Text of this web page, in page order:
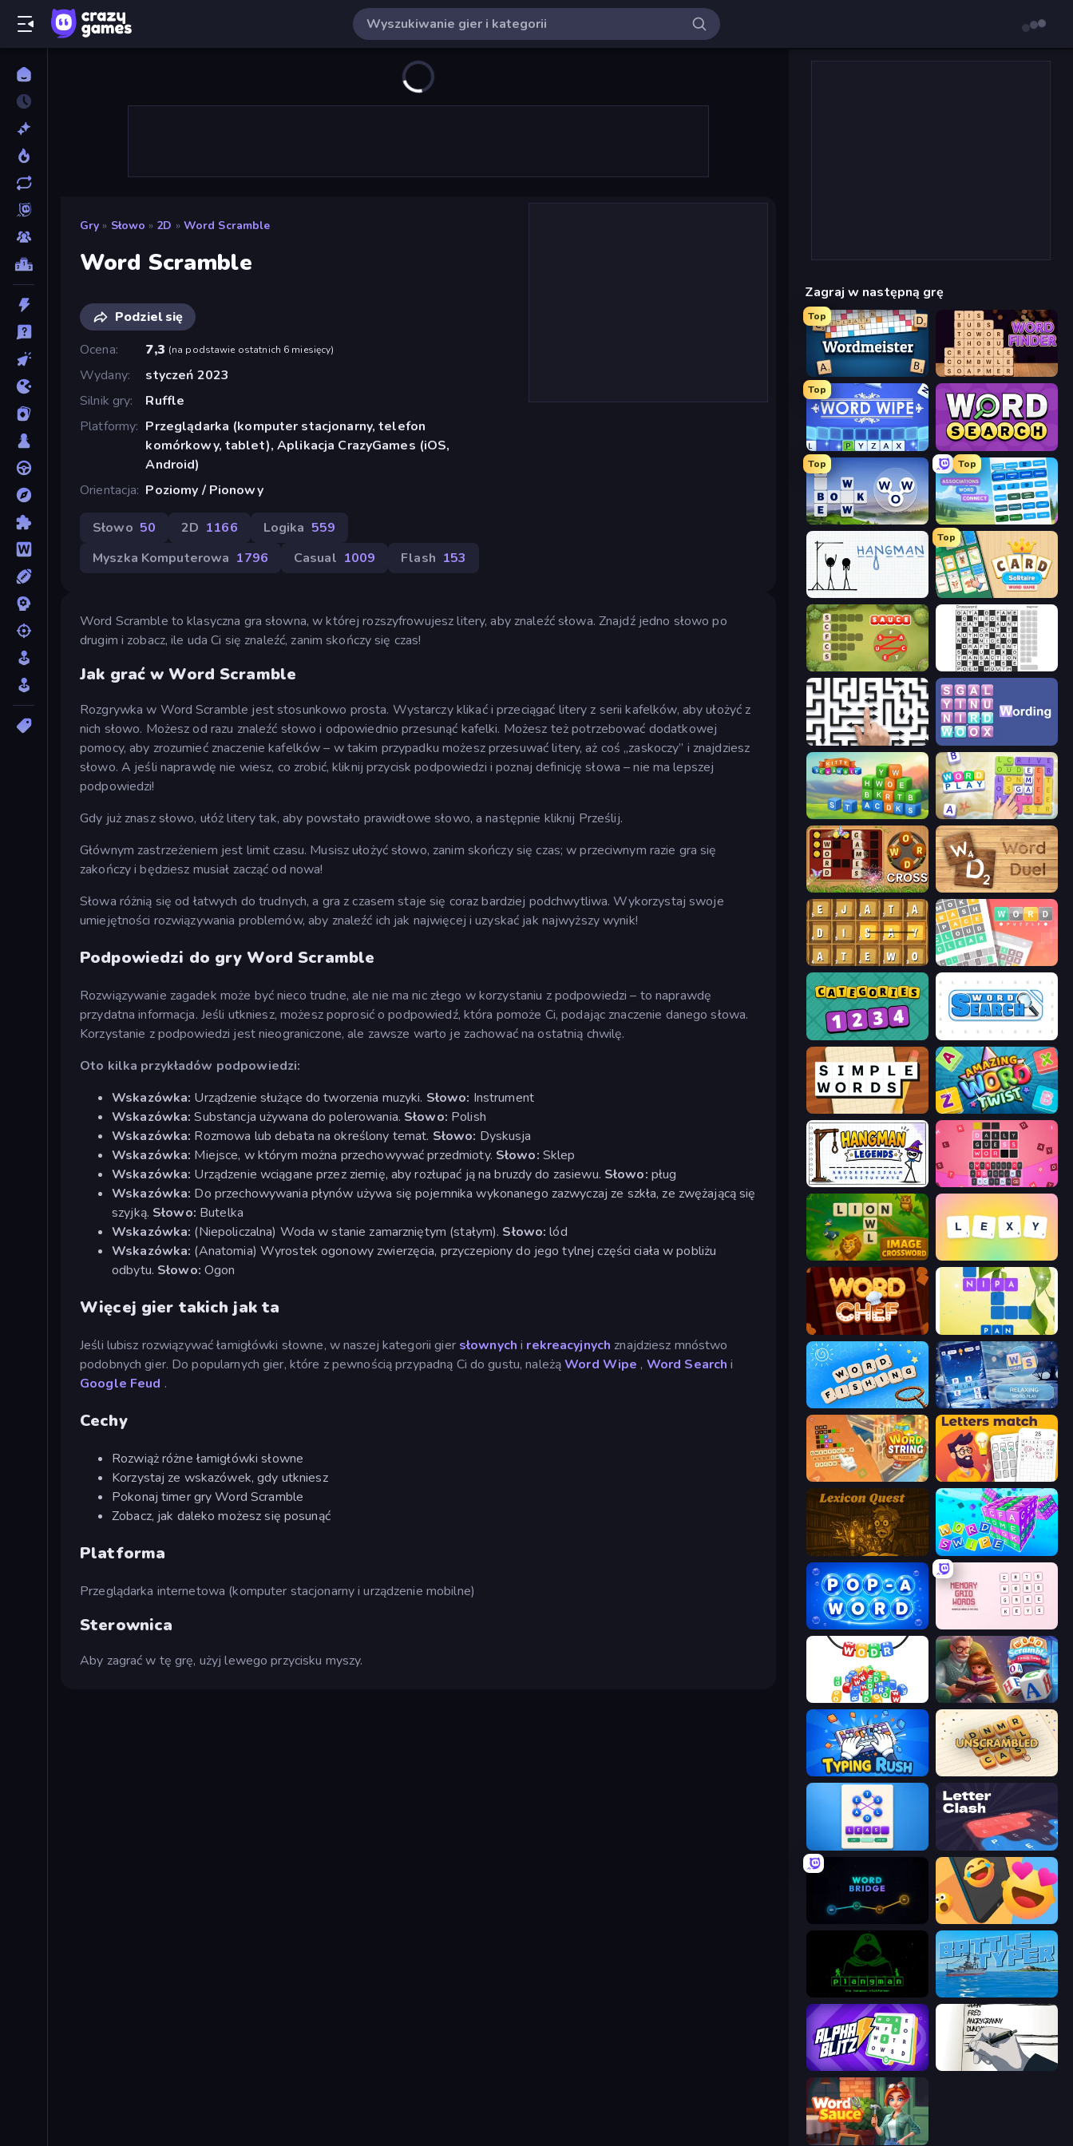
Gry » Słowo » 2D » Word Scramble
Word Scramble
Podziel się
Ocena
7,3 (na podstawie ostatnich 6 miesięcy)
Wydany
styczeń 2023
Silnik gry
Ruffle
Platformy Przeglądarka (komputer stacjonarny, telefon
komórkowy, tablet), Aplikacja CrazyGames (iOS,
Android)
Orientacja Poziomy / Pionowy
Słowo 50 2D 1166 Logika 559
Myszka Komputerowa 1796 Casual 1009 Flash 153
Word Scramble to klasyczna gra słowna, w której rozszyfrowujesz litery, aby znaleźć słowa. Znajdź jedno słowo po
drugim i zobacz, ile uda Ci się znaleźć, zanim skończy się czas!
Jak grać w Word Scramble
Rozgrywka w Word Scramble jest stosunkowo prosta. Wystarczy klikać i przeciągać litery z serii kafelków, aby ułożyć z
nich słowo. Możesz od razu znaleźć słowo i odpowiednio przesunąć kafelki. Możesz też potrzebować dodatkowej
pomocy, aby zrozumieć znaczenie kafelków – w takim przypadku możesz przesuwać litery, aż coś „zaskoczy” i znajdziesz
słowo. A jeśli naprawdę nie wiesz, co zrobić, kliknij przycisk podpowiedzi i poznaj definicję słowa – nie ma lepszej
podpowiedzi!
Gdy już znasz słowo, ułóż litery tak, aby powstało prawidłowe słowo, a następnie kliknij Prześlij.
Głównym zastrzeżeniem jest limit czasu. Musisz ułożyć słowo, zanim skończy się czas; w przeciwnym razie gra się
zakończy i będziesz musiał zacząć od nowa!
Słowa różnią się od łatwych do trudnych, a gra z czasem staje się coraz bardziej podchwytliwa. Wykorzystaj swoje
umiejętności rozwiązywania problemów, aby znaleźć ich jak najwięcej i uzyskać jak najwyższy wynik!
Podpowiedzi do gry Word Scramble
Rozwiązywanie zagadek może być nieco trudne, ale nie ma nic złego w korzystaniu z podpowiedzi – to naprawdę
przydatna informacja. Jeśli utkniesz, możesz poprosić o podpowiedź, która pomoże Ci, podając znaczenie danego słowa.
Korzystanie z podpowiedzi jest nieograniczone, ale zawsze warto je zachować na ostatnią chwilę.
Oto kilka przykładów podpowiedzi:
Wskazówka: Urządzenie służące do tworzenia muzyki. Słowo: Instrument
Wskazówka: Substancja używana do polerowania. Słowo: Polish
Wskazówka: Rozmowa lub debata na określony temat. Słowo: Dyskusja
Wskazówka: Miejsce, w którym można przechowywać przedmioty. Słowo: Sklep
Wskazówka: Urządzenie wciągane przez ziemię, aby rozłupać ją na bruzdy do zasiewu. Słowo: pług
Wskazówka: Do przechowywania płynów używa się pojemnika wykonanego zazwyczaj ze szkła, ze zwężającą się
szyjką. Słowo: Butelka
Wskazówka: (Niepoliczalna) Woda w stanie zamarzniętym (stałym). Słowo: lód
Wskazówka: (Anatomia) Wyrostek ogonowy zwierzęcia, przyczepiony do jego tylnej części ciała w pobliżu
odbytu. Słowo: Ogon
Więcej gier takich jak ta
Jeśli lubisz rozwiązywać łamigłówki słowne, w naszej kategorii gier słownych i rekreacyjnych znajdziesz mnóstwo
podobnych gier. Do popularnych gier, które z pewnością przypadną Ci do gustu, należąWord Wipe , Word Search i
Google Feud .
Cechy
Rozwiąż różne łamigłówki słowne
Korzystaj ze wskazówek, gdy utkniesz
Pokonaj timer gry Word Scramble
Zobacz, jak daleko możesz się posunąć
Platforma
Przeglądarka internetowa (komputer stacjonarny i urządzenie mobilne)
Sterownica
Aby zagrać w tę grę, użyj lewego przycisku myszy.
Zagraj w następną grę
Top
Wordmeister Word Finder
Top
Word Wipe Daily Word Search
Top
Words of Wonders
Top
Associations - Word Connect
Hangman
Top
Crocword Crossword
Arrow Escape: Puzzle Wording
Kitty Scramble: Word Stacks Word Play
Word Cross Word Duel
Waffle Words Wordler
Categories Word Search
Simple Words Amazing Word Twist
Hangman Legends Wordling
Image Crossword
Word Chef Crossword Connect
Word Fishing Word Shift
Word String Puzzle Letters Match
Lexicon Quest Word Swipe
Pop-a-Word
WODR Word Scramble - Family Tales
Typing Rush Unscrambled
Ahagram LetterClash
Word Bridge Reply Run
Plangman Battle Typer
Alphablitz Death Note Type
Word Sauce